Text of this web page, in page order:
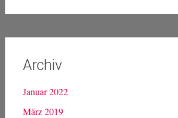
Archiv
Januar 2022
März 2019